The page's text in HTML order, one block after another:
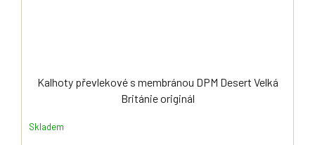
Kalhoty převlekové s membránou DPM Desert Velká
Británie originál
Skladem